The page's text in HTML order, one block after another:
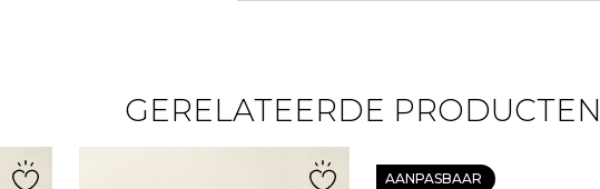
GERELATEERDE PRODUCTEN
AANPASBAAR